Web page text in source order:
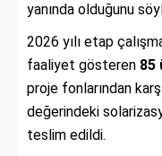
yanında olduğunu
2026 yılı etap
faaliyet gösteren 85
proje fonlarından
değerindeki
teslim edildi.